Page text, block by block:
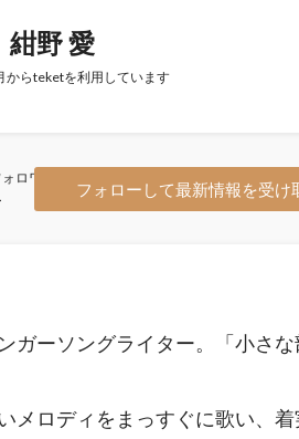
紺野 愛
からteketを利用しています
ロワ
フォローして最新情報を受け
ガーソングライター。「小さ
メロディをまっすぐに歌い、